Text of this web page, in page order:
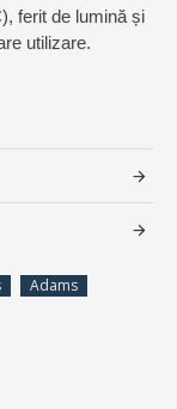
ferit de lumină și
utilizare.
Adams